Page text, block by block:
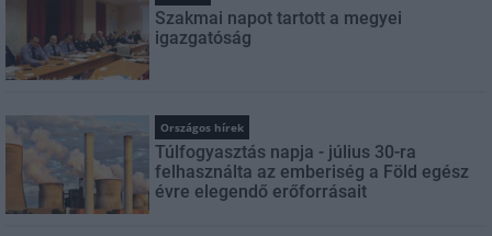
Szakmai napot tartott a megyei
igazgatóság
Országos hírek
Túlfogyasztás napja - július 30-ra
felhasználta az emberiség a Föld egész
évre elegendő erőforrásait